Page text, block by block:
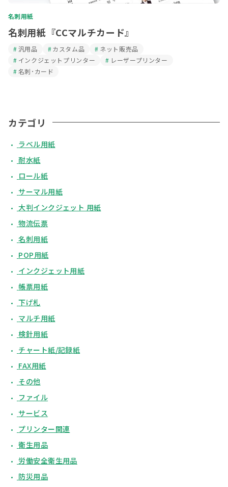
名刺用紙
名刺用紙『CCマルチカード』
汎用品 カスタム品
ネット販売品
インクジェットプリンター
レーザープリンター
名刺･カード
カテゴリ
ラベル用紙
耐水紙
ロール紙
サーマル用紙
大判インクジェット 用紙
物流伝票
名刺用紙
POP用紙
インクジェット用紙
帳票用紙
下げ札
マルチ用紙
検針用紙
チャート紙/記録紙
FAX用紙
その他
ファイル
サービス
プリンター関連
衛生用品
労働安全衛生用品
防災用品